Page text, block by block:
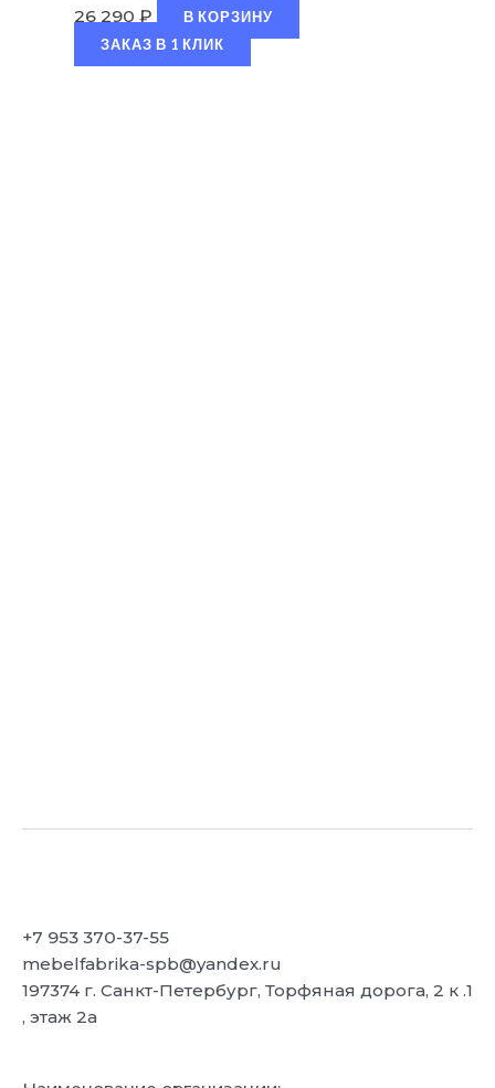
26 290 ₽
В КОРЗИНУ
ЗАКАЗ В 1 КЛИК
+7 953 370-37-55
mebelfabrika-spb@yandex.ru
197374 г. Санкт-Петербург, Торфяная дорога, 2 к .1
, этаж 2а